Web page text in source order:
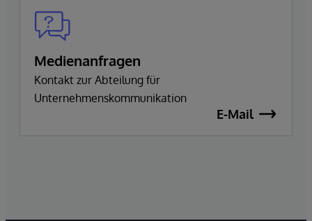
Medienanfragen
Kontakt zur Abteilung für
Unternehmenskommunikation
E-Mail